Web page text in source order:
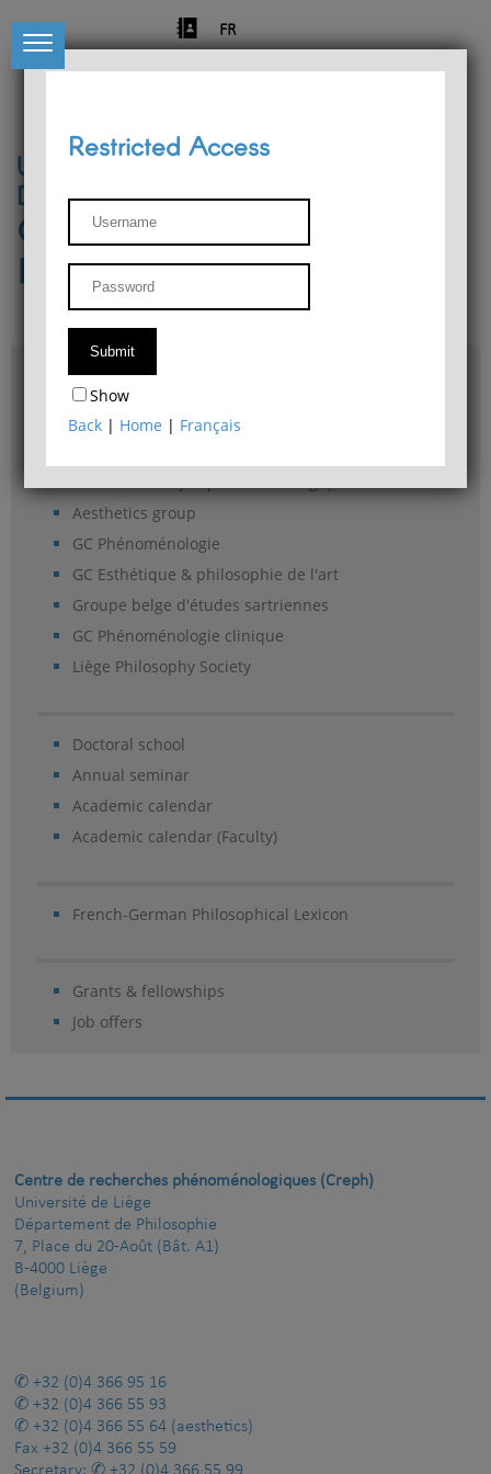
FR
University of Liège
Départment of Philosophy
Center for Phenomenological
Research
Access & maps
Philosophy Department Library
Aesthetics group
GC Phénoménologie
GC Esthétique & philosophie de l'art
Groupe belge d'études sartriennes
GC Phénoménologie clinique
Liège Philosophy Society
Doctoral school
Annual seminar
Academic calendar
Academic calendar (Faculty)
French-German Philosophical Lexicon
Grants & fellowships
Job offers
Restricted Access
Show
Back | Home | Français
Centre de recherches phénoménologiques (Creph)
Université de Liège
Département de Philosophie
7, Place du 20-Août (Bât. A1)
B-4000 Liège
(Belgium)
+32 (0)4 366 95 16
+32 (0)4 366 55 93
+32 (0)4 366 55 64 (aesthetics)
Fax +32 (0)4 366 55 59